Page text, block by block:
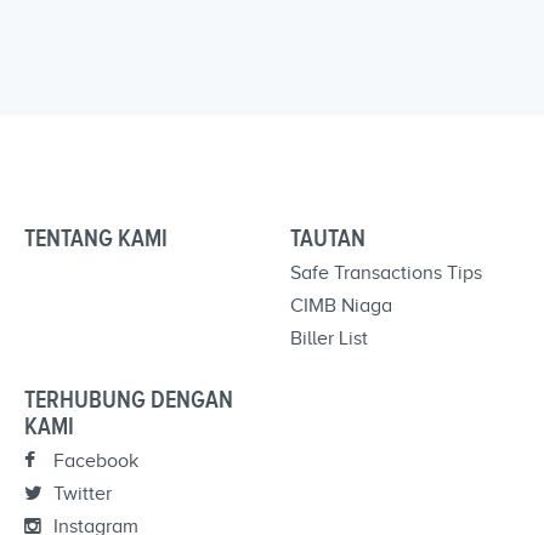
TENTANG KAMI TAUTAN
Safe Transactions Tips
CIMB Niaga
Biller List
TERHUBUNG DENGAN
KAMI
Facebook
Twitter
Instagram